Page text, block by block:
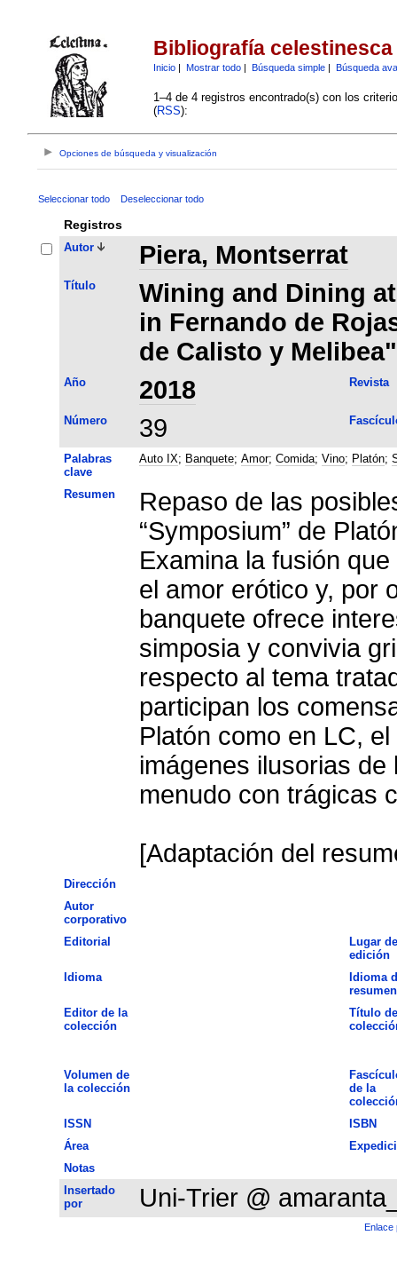
Bibliografía celestinesca
Inicio| Mostrar todo| Búsqueda simple| Búsqueda
1–4 de 4 registros encontrado(s) con los
(RSS):
Opciones de búsqueda y visualización
Seleccionar todo Deseleccionar todo
Registros
Autor Piera, Montserrat
Título
Wining and Dining
in Fernando de
de Calisto y Melibea"
Año 2018 Revista
Número 39
Palabras
clave
Auto IX; Banquete; Amor; Comida; Vino; Platón;
Resumen
Repaso de las
“Symposium” de
Examina la fusión
el amor erótico y, por
banquete ofrece
simposia y convivia
respecto al tema
participan los
Platón como en LC,
imágenes ilusorias
menudo con trágicas
[Adaptación del
Dirección
Autor
corporativo
Editorial
Lugar de
edición
Idioma
Idioma
resumen
Editor de la
colección
Título
Volumen de
la colección
de la
ISSN
ISBN
Área
Notas
Insertado
por
Uni-Trier @
Enlace